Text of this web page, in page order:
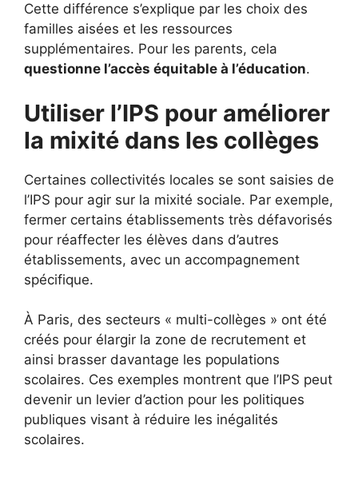
Cette différence s’explique par les choix des
familles aisées et les ressources
supplémentaires. Pour les parents, cela
questionne l’accès équitable à l’éducation.
Utiliser l’IPS pour améliorer
la mixité dans les collèges
Certaines collectivités locales se sont saisies de
l’IPS pour agir sur la mixité sociale. Par exemple,
fermer certains établissements très défavorisés
pour réaffecter les élèves dans d’autres
établissements, avec un accompagnement
spécifique.
À Paris, des secteurs « multi-collèges » ont été
créés pour élargir la zone de recrutement et
ainsi brasser davantage les populations
scolaires. Ces exemples montrent que l’IPS peut
devenir un levier d’action pour les politiques
publiques visant à réduire les inégalités
scolaires.